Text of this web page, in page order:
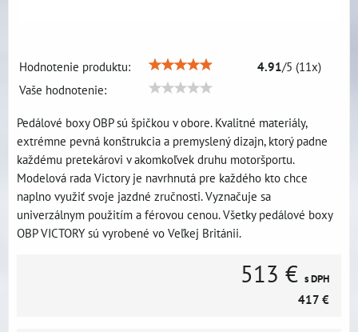
Hodnotenie produktu: 4.91/5 (11x)
Vaše hodnotenie:
Pedálové boxy OBP sú špičkou v obore. Kvalitné materiály,
extrémne pevná konštrukcia a premyslený dizajn, ktorý padne
každému pretekárovi v akomkoľvek druhu motoršportu.
Modelová rada Victory je navrhnutá pre každého kto chce
naplno využiť svoje jazdné zručnosti. Vyznačuje sa
univerzálnym použitím a férovou cenou. Všetky pedálové boxy
OBP VICTORY sú vyrobené vo Veľkej Británii.
513 € s DPH
417 €